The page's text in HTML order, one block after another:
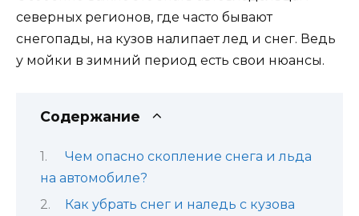
северных регионов, где часто бывают
снегопады, на кузов налипает лед и снег. Ведь
у мойки в зимний период есть свои нюансы.
Содержание
Чем опасно скопление снега и льда
на автомобиле?
Как убрать снег и наледь с кузова